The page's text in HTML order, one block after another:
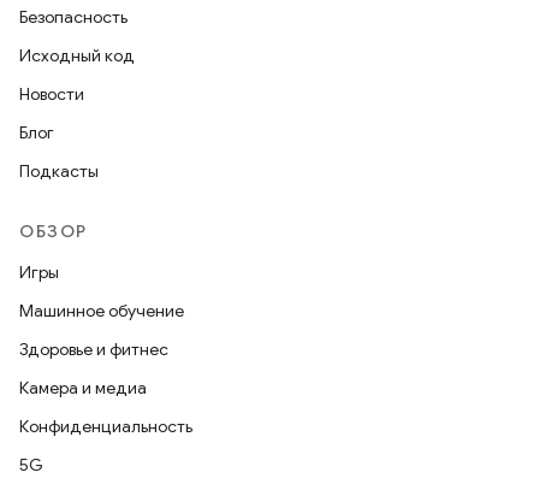
Безопасность
Исходный код
Новости
Блог
Подкасты
ОБЗОР
Игры
Машинное обучение
Здоровье и фитнес
Камера и медиа
Конфиденциальность
5G